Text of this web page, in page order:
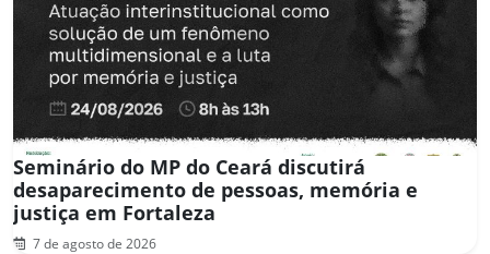
Seminário do MP do Ceará discutirá
desaparecimento de pessoas, memória e
justiça em Fortaleza
7 de agosto de 2026